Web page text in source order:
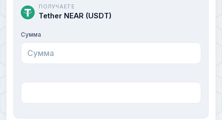
ПОЛУЧАЕТЕ
Tether NEAR (USDT)
Сумма